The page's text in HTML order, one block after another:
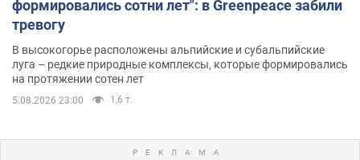
формировались сотни лет": в Greenpeace забили
тревогу
В высокогорье расположены альпийские и субальпийские
луга – редкие природные комплексы, которые формировались
на протяжении сотен лет
5.08.2026 23:00 1,6 т.